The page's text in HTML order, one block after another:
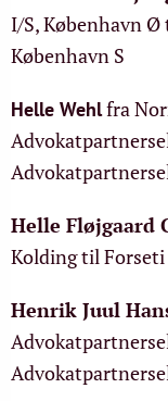
I/S, København
København S
Helle Wehlfra
Helle Fløjgaard
Kolding til
Henrik Juul